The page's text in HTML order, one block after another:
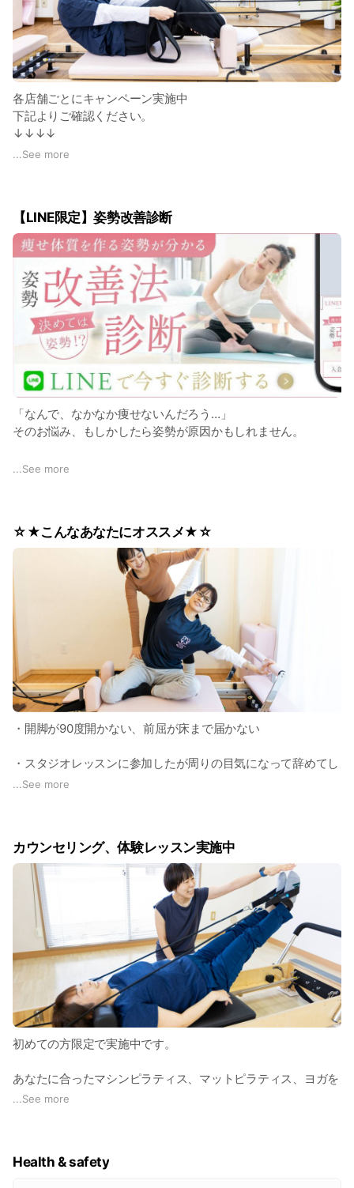
各店舗ごとにキャンペーン実施中
下記よりご確認ください。
↓↓↓↓
https://threehappiness-gym.work/company/
...See more
【LINE限定】姿勢改善診断
「なんで、なかなか痩せないんだろう…」
そのお悩み、もしかしたら姿勢が原因かもしれません。
✅ まず30秒、試してみてください！
アプリのダウンロードも不要。
LINEで気軽にポチッとするだけでOKです！
💡 こんな方におすすめ
何度ダイエットしてもリバウンドしてしまう方
運動しているのになかなか痩せない方
姿勢が悪いと言われたことがある方
🌸 診断後は…
あなたの姿勢タイプに合わせた
スタジオへのご見学・体験予約も
LINEから簡単に受け付けています😊
...See more
☆★こんなあなたにオススメ★☆
・開脚が90度開かない、前屈が床まで届かない
・スタジオレッスンに参加したが周りの目気になって辞めてし
まった
・肩こり、腰痛、更年期症状などの身体の不調を改善したい
・産後の骨盤を調整したい
・グループレッスンだと効果を実感出来なかった
・オンラインレッスンを行ったがうまく出来なかった
・筋トレせずにダイエットしたい
...See more
カウンセリング、体験レッスン実施中
初めての方限定で実施中です。
あなたに合ったマシンピラティス、マットピラティス、ヨガを
提案させて頂きます。
...See more
Health & safety